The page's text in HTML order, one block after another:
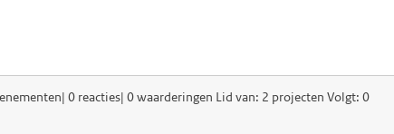
0 reacties| 0 waarderingen Lid van: 2 projecten Volgt: 0